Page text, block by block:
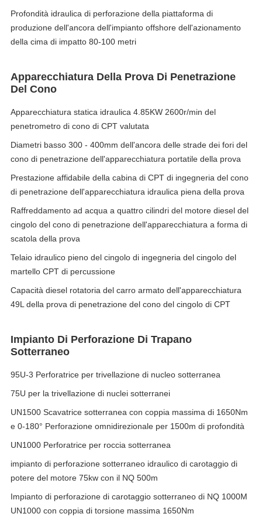
Profondità idraulica di perforazione della piattaforma di
produzione dell'ancora dell'impianto offshore dell'azionamento
della cima di impatto 80-100 metri
Apparecchiatura Della Prova Di Penetrazione
Del Cono
Apparecchiatura statica idraulica 4.85KW 2600r/min del
penetrometro di cono di CPT valutata
Diametri basso 300 - 400mm dell'ancora delle strade dei fori del
cono di penetrazione dell'apparecchiatura portatile della prova
Prestazione affidabile della cabina di CPT di ingegneria del cono
di penetrazione dell'apparecchiatura idraulica piena della prova
Raffreddamento ad acqua a quattro cilindri del motore diesel del
cingolo del cono di penetrazione dell'apparecchiatura a forma di
scatola della prova
Telaio idraulico pieno del cingolo di ingegneria del cingolo del
martello CPT di percussione
Capacità diesel rotatoria del carro armato dell'apparecchiatura
49L della prova di penetrazione del cono del cingolo di CPT
Impianto Di Perforazione Di Trapano
Sotterraneo
95U-3 Perforatrice per trivellazione di nucleo sotterranea
75U per la trivellazione di nuclei sotterranei
UN1500 Scavatrice sotterranea con coppia massima di 1650Nm
e 0-180° Perforazione omnidirezionale per 1500m di profondità
UN1000 Perforatrice per roccia sotterranea
impianto di perforazione sotterraneo idraulico di carotaggio di
potere del motore 75kw con il NQ 500m
Impianto di perforazione di carotaggio sotterraneo di NQ 1000M
UN1000 con coppia di torsione massima 1650Nm